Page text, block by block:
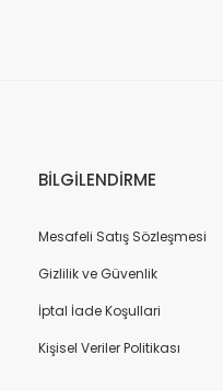
BİLGİLENDİRME
Mesafeli Satış Sözleşmesi
Gizlilik ve Güvenlik
İptal İade Koşullari
Kişisel Veriler Politikası